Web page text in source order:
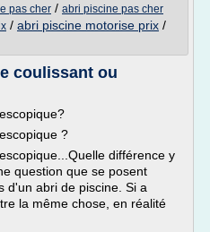
pas cher / abri piscine pas cher
/ abri piscine motorise prix /
coulissant ou
?
différence y
question que se posent
d'un abri de piscine. Si a
la même chose, en réalité